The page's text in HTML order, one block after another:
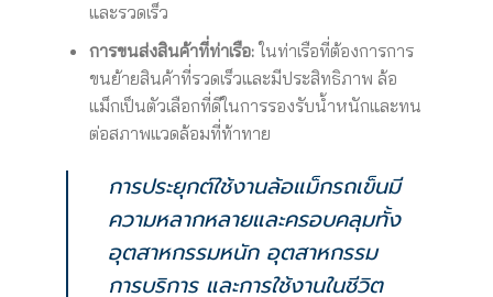
และรวดเร็ว
การขนส่งสินค้าที่ท่าเรือ:ในท่าเรือที่ต้องการการ
ขนย้ายสินค้าที่รวดเร็วและมีประสิทธิภาพ ล้อ
แม็กเป็นตัวเลือกที่ดีในการรองรับน้ำหนักและทน
ต่อสภาพแวดล้อมที่ท้าทาย
การประยุกต์ใช้งานล้อแม็กรถเข็นมี
ความหลากหลายและครอบคลุมทั้ง
อุตสาหกรรมหนัก อุตสาหกรรม
การบริการ และการใช้งานในชีวิต